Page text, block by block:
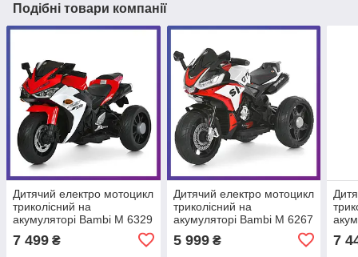
Подібні товари компанії
Дитячий електро мотоцикл
триколісний на
акумуляторі Bambi M 6329
Червоний
7 499 ₴
Дитячий електро мотоцикл
триколісний на
акумуляторі Bambi M 6267
Червоний
5 999₴ 7